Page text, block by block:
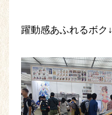
躍動感あふれるボク↓